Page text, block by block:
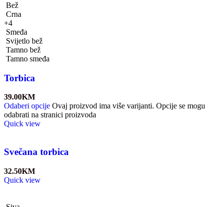
Bež
Crna
+4
Smeđa
Svijetlo bež
Tamno bež
Tamno smeđa
Torbica
39.00KM
Odaberi opcije Ovaj proizvod ima više varijanti. Opcije se mogu
odabrati na stranici proizvoda
Quick view
Svečana torbica
32.50KM
Quick view